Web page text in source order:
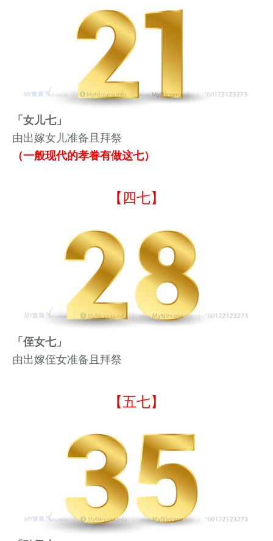
「女儿七」
由出嫁女儿准备且拜祭
（一般现代的孝眷有做这七）
【四七】
「侄女七」
由出嫁侄女准备且拜祭
【五七】